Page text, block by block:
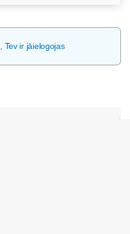
Tev ir jāielogojas